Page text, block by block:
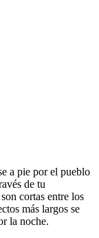
a pie por el pueblo
de tu
cortas entre los
más largos se
la noche.